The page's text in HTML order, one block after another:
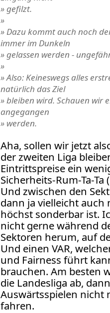
» gefilzt.
»
» Dazu kommt auch noch
immer im Dunkeln
» gelassen werden -
»
» Also: Keineswegs alles
natürlich das Ziel
» bleiben wird. Schauen wir
angegangen
» werden.
Aha, sollen wir jetzt
der zweiten Liga
Eintrittspreise ein
Sicherheits-Rum-Ta-
Und zwischen den
dann ja vielleicht
höchst sonderbar ist.
nicht gerne während
Sektoren herum, auf
Und einen VAR,
und Fairness führt
brauchen. Am besten
die Landesliga ab,
Auswärtsspielen nicht
fahren.